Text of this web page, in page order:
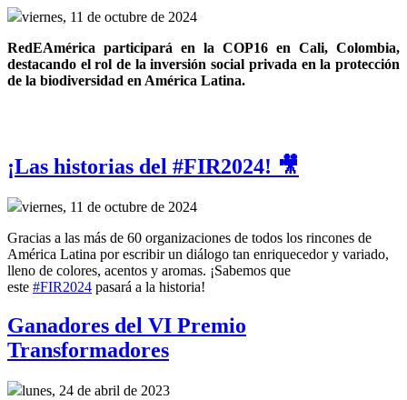
viernes, 11 de octubre de 2024
RedEAmérica participará en la COP16 en Cali, Colombia,
destacando el rol de la inversión social privada en la protección
de la biodiversidad en América Latina.
¡Las historias del #FIR2024! 🎥
viernes, 11 de octubre de 2024
Gracias a las más de 60 organizaciones de todos los rincones de
América Latina por escribir un diálogo tan enriquecedor y variado,
lleno de colores, acentos y aromas. ¡Sabemos que
este #FIR2024 pasará a la historia!
Ganadores del VI Premio
Transformadores
lunes, 24 de abril de 2023